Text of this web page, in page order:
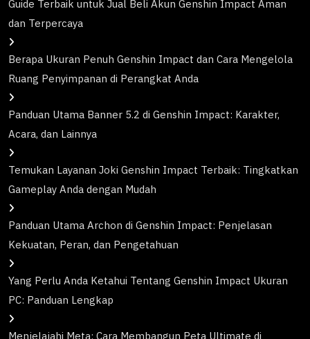
Guide Terbaik untuk Jual Beli Akun Genshin Impact Aman
dan Terpercaya
Berapa Ukuran Penuh Genshin Impact dan Cara Mengelola
Ruang Penyimpanan di Perangkat Anda
Panduan Utama Banner 5.2 di Genshin Impact: Karakter,
Acara, dan Lainnya
Temukan Layanan Joki Genshin Impact Terbaik: Tingkatkan
Gameplay Anda dengan Mudah
Panduan Utama Archon di Genshin Impact: Penjelasan
Kekuatan, Peran, dan Pengetahuan
Yang Perlu Anda Ketahui Tentang Genshin Impact Ukuran
PC: Panduan Lengkap
Menjelajahi Meta: Cara Membangun Peta Ultimate di